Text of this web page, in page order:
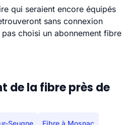
qui seraient encore équipés
sans connexion
choisi un abonnement fibre
de la fibre près de
Seugne Fibre à Mosnac